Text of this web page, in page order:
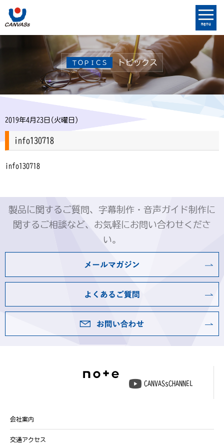
menu
ＴＯＰＩＣＳ トピックス
2019年4月23日(火曜日)
info130718
info130718
製品に関するご質問、字幕制作・音声ガイド制作に
関するご相談など、お気軽にお問い合わせくださ
い。
CANVASsCHANNEL
会社案内
交通アクセス